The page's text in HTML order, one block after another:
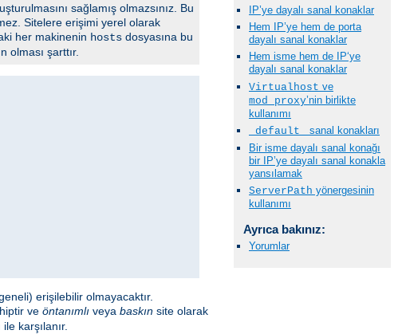
IP’ye dayalı sanal konaklar
Hem IP’ye hem de porta
dayalı sanal konaklar
Hem isme hem de IP‘ye
dayalı sanal konaklar
Virtualhost ve
mod_proxy’nin birlikte
kullanımı
_default_
sanal konakları
Bir isme dayalı sanal konağı
bir IP’ye dayalı sanal konakla
yansılamak
ServerPath yönergesinin
kullanımı
Ayrıca bakınız:
Yorumlar
sağlamış olmazsınız. Bu
Sitelere erişimi yerel olarak
her makinenin hosts dosyasına bu
olması şarttır.
erişilebilir olmayacaktır.
ve öntanımlı veya baskın site olarak
karşılanır.